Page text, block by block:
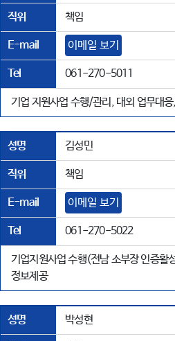
직위 책임
E-mail 이메일 보기
Tel 061-270-5011
기업 지원사업 수행/관리, 대외 업무대
성명 김성민
직위 책임
E-mail 이메일 보기
Tel 061-270-5022
기업지원사업 수행(전남 소부장 인증활
정보제공
성명 박성현